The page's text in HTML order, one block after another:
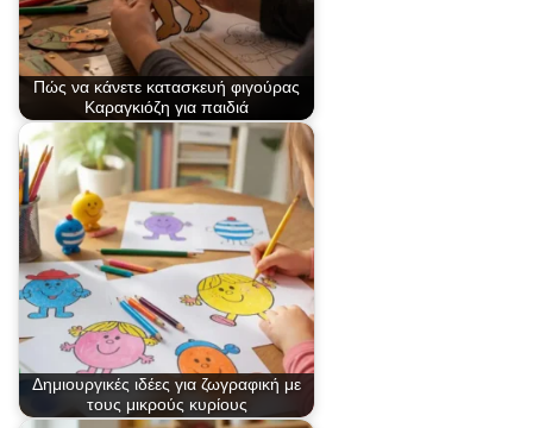
Πώς να κάνετε κατασκευή φιγούρας
Καραγκιόζη για παιδιά
Δημιουργικές ιδέες για ζωγραφική με
τους μικρούς κυρίους